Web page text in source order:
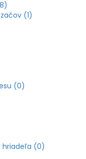
(1)
(0)
hriadeľa (0)